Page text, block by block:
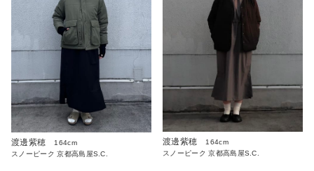
渡邊紫穂
164cm
スノーピーク 京都高島屋S.C.
渡邊紫穂
164cm
スノーピーク 京都高島屋S.C.